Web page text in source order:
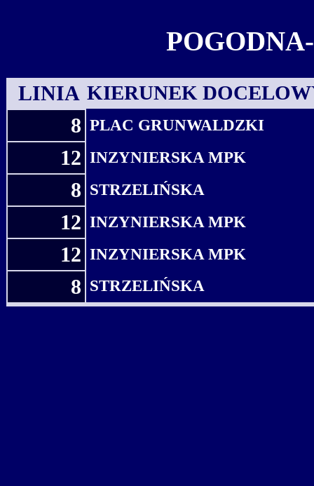
LINIA KIERUNEK
8 PLAC GRUNWALDZKI
12 INZYNIERSKA MPK
8 STRZELIŃSKA
12 INZYNIERSKA MPK
12 INZYNIERSKA MPK
8 STRZELIŃSKA